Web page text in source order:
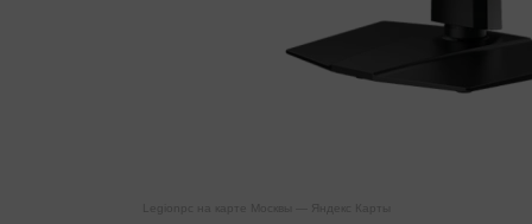
Legionpc на карте Москвы — Яндекс Карты